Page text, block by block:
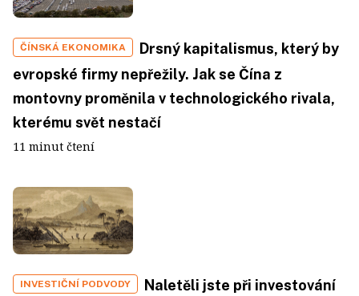
ČÍNSKÁ EKONOMIKA
Drsný kapitalismus, který by
evropské firmy nepřežily. Jak se Čína z
montovny proměnila v technologického rivala,
kterému svět nestačí
11 minut čtení
INVESTIČNÍ PODVODY
Naletěli jste při investování